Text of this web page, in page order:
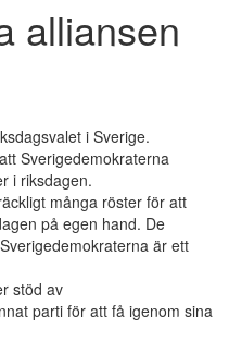
alliansen
i Sverige.
Sverigedemokraterna
i riksdagen.
många röster för att
på egen hand. De
är ett
stöd av
parti för att få igenom sina